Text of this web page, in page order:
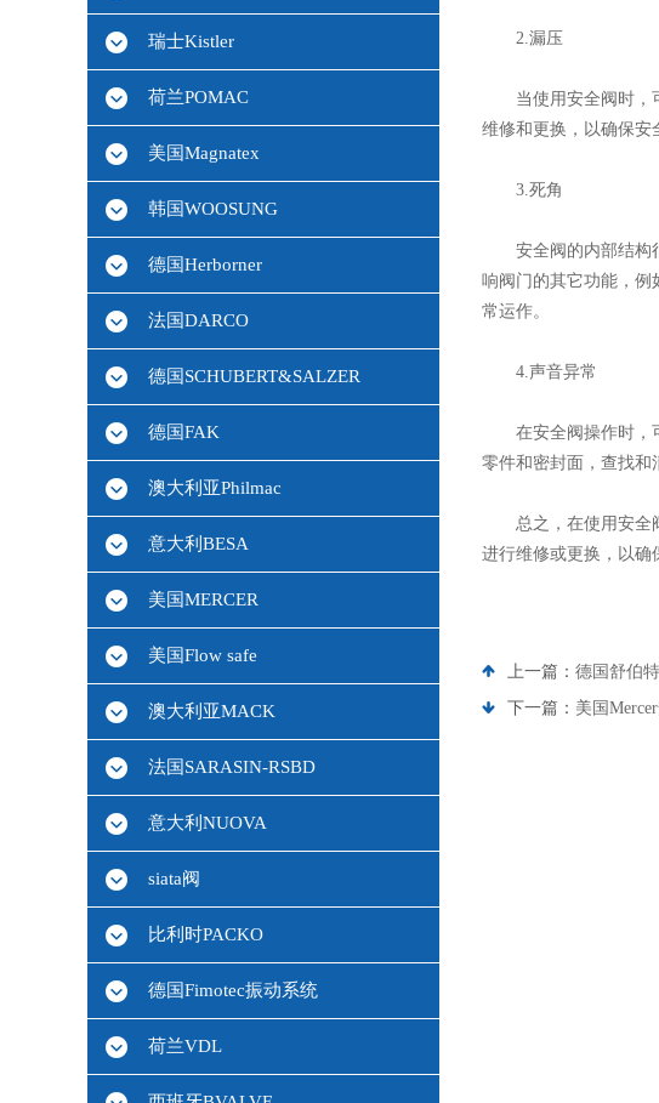
瑞士Kistler
荷兰POMAC
美国Magnatex
韩国WOOSUNG
德国Herborner
法国DARCO
德国SCHUBERT&SALZER
德国FAK
澳大利亚Philmac
意大利BESA
美国MERCER
美国Flow safe
澳大利亚MACK
法国SARASIN-RSBD
意大利NUOVA
siata阀
比利时PACKO
德国Fimotec振动系统
荷兰VDL
2.漏压
当使用安全阀时，可
维修和更换，以确保安
3.死角
安全阀的内部结构很
响阀门的其它功能，例
常运作。
4.声音异常
在安全阀操作时，可
零件和密封面，查找和
总之，在使用安全阀
进行维修或更换，以确
上一篇： 德国舒伯
下一篇： 美国